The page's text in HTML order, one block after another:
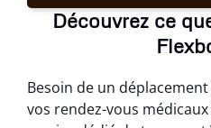
Découvrez ce
Besoin de un
vos rendez-vous